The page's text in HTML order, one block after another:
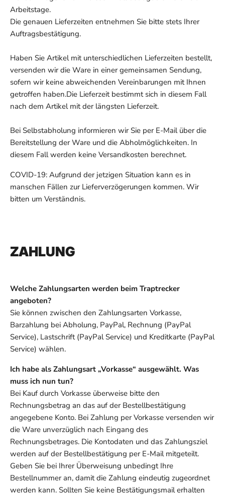
Arbeitstage.
Die genauen Lieferzeiten entnehmen Sie bitte stets Ihrer
Auftragsbestätigung.
Haben Sie Artikel mit unterschiedlichen Lieferzeiten bestellt,
versenden wir die Ware in einer gemeinsamen Sendung,
sofern wir keine abweichenden Vereinbarungen mit Ihnen
getroffen haben.Die Lieferzeit bestimmt sich in diesem Fall
nach dem Artikel mit der längsten Lieferzeit.
Bei Selbstabholung informieren wir Sie per E-Mail über die
Bereitstellung der Ware und die Abholmöglichkeiten. In
diesem Fall werden keine Versandkosten berechnet.
COVID-19: Aufgrund der jetzigen Situation kann es in
manschen Fällen zur Lieferverzögerungen kommen. Wir
bitten um Verständnis.
ZAHLUNG
Welche Zahlungsarten werden beim Traptrecker
angeboten?
Sie können zwischen den Zahlungsarten Vorkasse,
Barzahlung bei Abholung, PayPal, Rechnung (PayPal
Service), Lastschrift (PayPal Service) und Kreditkarte (PayPal
Service) wählen.
Ich habe als Zahlungsart „Vorkasse“ ausgewählt. Was
muss ich nun tun?
Bei Kauf durch Vorkasse überweise bitte den
Rechnungsbetrag an das auf der Bestellbestätigung
angegebene Konto. Bei Zahlung per Vorkasse versenden wir
die Ware unverzüglich nach Eingang des
Rechnungsbetrages. Die Kontodaten und das Zahlungsziel
werden auf der Bestellbestätigung per E-Mail mitgeteilt.
Geben Sie bei Ihrer Überweisung unbedingt Ihre
Bestellnummer an, damit die Zahlung eindeutig zugeordnet
werden kann. Sollten Sie keine Bestätigungsmail erhalten